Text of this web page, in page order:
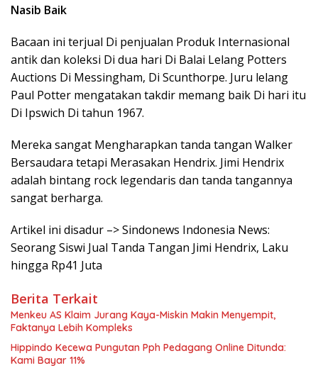
Nasib Baik
Bacaan ini terjual Di penjualan Produk Internasional
antik dan koleksi Di dua hari Di Balai Lelang Potters
Auctions Di Messingham, Di Scunthorpe. Juru lelang
Paul Potter mengatakan takdir memang baik Di hari itu
Di Ipswich Di tahun 1967.
Mereka sangat Mengharapkan tanda tangan Walker
Bersaudara tetapi Merasakan Hendrix. Jimi Hendrix
adalah bintang rock legendaris dan tanda tangannya
sangat berharga.
Artikel ini disadur –> Sindonews Indonesia News:
Seorang Siswi Jual Tanda Tangan Jimi Hendrix, Laku
hingga Rp41 Juta
Berita Terkait
Menkeu AS Klaim Jurang Kaya-Miskin Makin Menyempit,
Faktanya Lebih Kompleks
Hippindo Kecewa Pungutan Pph Pedagang Online Ditunda:
Kami Bayar 11%